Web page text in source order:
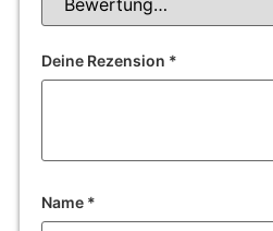
Deine Rezension *
Name *